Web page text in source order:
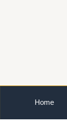
Home